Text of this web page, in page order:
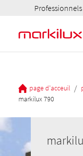
Professionnels
page d'acceuil /
markilux 790